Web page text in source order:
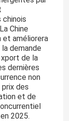
chinois
Chine
et améliorera
demande
de la
dernières
non
des
et de
2025.